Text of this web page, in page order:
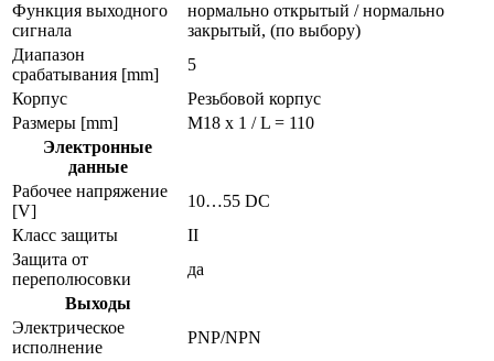
Функция выходного
сигнала
нормально открытый / нормально
закрытый, (по выбору)
Диапазон
срабатывания [mm]
5
Корпус
Резьбовой корпус
Размеры [mm]
M18 x 1 / L = 110
Электронные
данные
Рабочее напряжение
[V]
10…55 DC
Класс защиты
II
Защита от
переполюсовки
да
Выходы
Электрическое
исполнение
PNP/NPN